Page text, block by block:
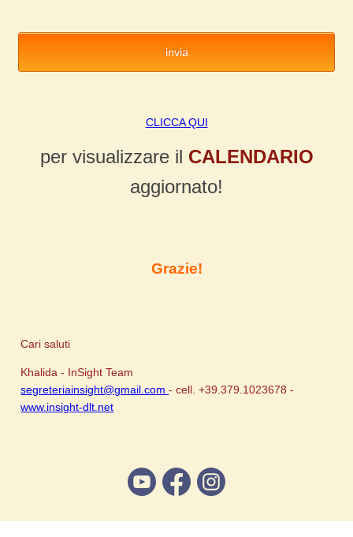
invia
CLICCA QUI
per visualizzare il CALENDARIO
aggiornato!
Grazie!
Cari saluti
Khalida - InSight Team
segreteriainsight@gmail.com- cell. +39.379.1023678 -
www.insight-dlt.net